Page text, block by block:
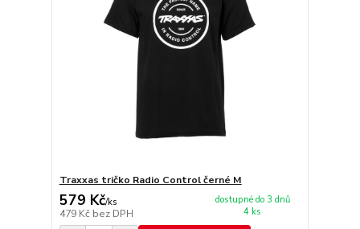
Traxxas tričko Radio Control černé M
579 Kč/ks
479 Kč bez DPH
dostupné do 3 dnů
4 ks